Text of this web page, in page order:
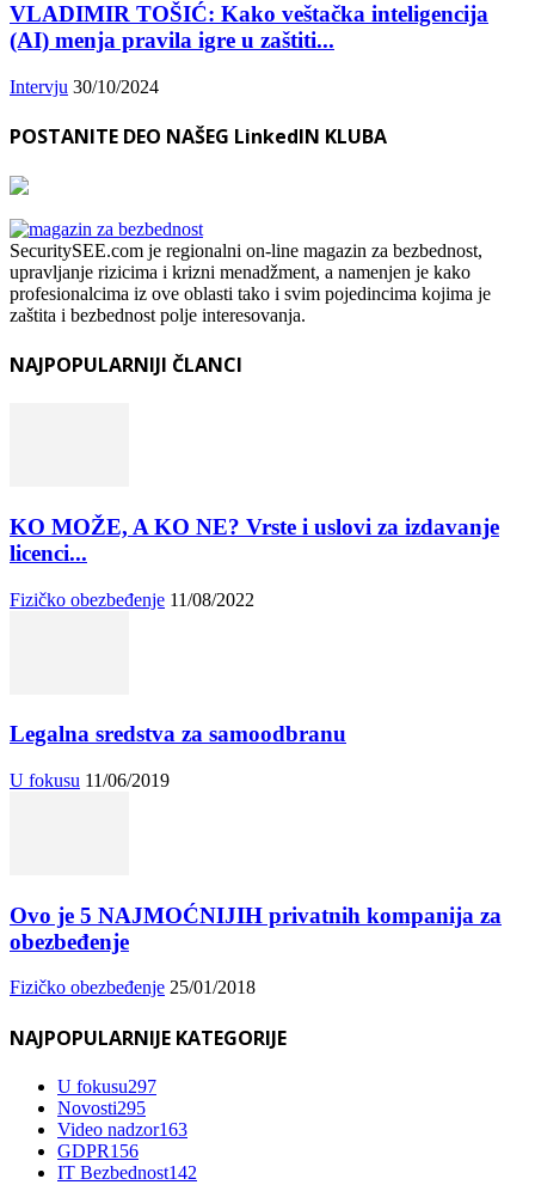
VLADIMIR TOŠIĆ: Kako veštačka inteligencija
(AI) menja pravila igre u zaštiti...
Intervju 30/10/2024
POSTANITE DEO NAŠEG LinkedIN KLUBA
SecuritySEE.com je regionalni on-line magazin za bezbednost,
upravljanje rizicima i krizni menadžment, a namenjen je kako
profesionalcima iz ove oblasti tako i svim pojedincima kojima je
zaštita i bezbednost polje interesovanja.
NAJPOPULARNIJI ČLANCI
KO MOŽE, A KO NE? Vrste i uslovi za izdavanje
licenci...
Fizičko obezbeđenje 11/08/2022
Legalna sredstva za samoodbranu
U fokusu 11/06/2019
Ovo je 5 NAJMOĆNIJIH privatnih kompanija za
obezbeđenje
Fizičko obezbeđenje 25/01/2018
NAJPOPULARNIJE KATEGORIJE
U fokusu297
Novosti295
Video nadzor163
GDPR156
IT Bezbednost142